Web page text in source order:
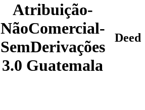
Atribuição-
NãoComercial-
SemDerivações
3.0 Guatemala
Deed